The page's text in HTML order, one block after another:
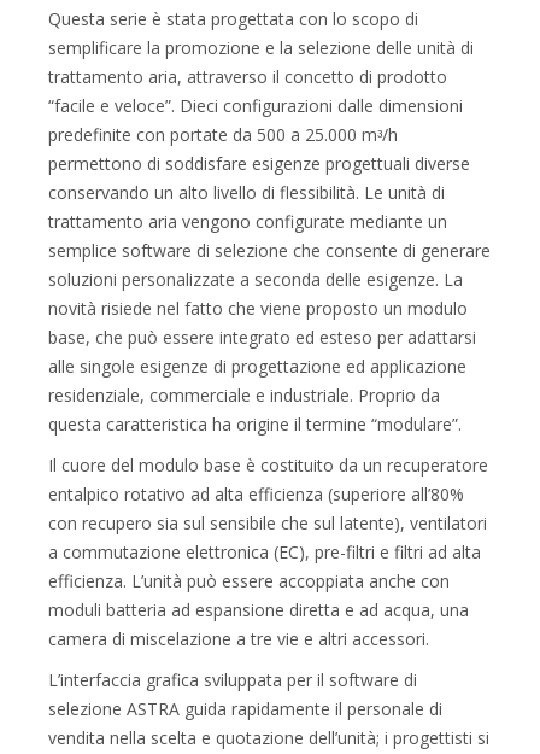
Questa serie è stata progettata con lo scopo di
semplificare la promozione e la selezione delle unità di
trattamento aria, attraverso il concetto di prodotto
“facile e veloce”. Dieci configurazioni dalle dimensioni
predefinite con portate da 500 a 25.000 mᵌ/h
permettono di soddisfare esigenze progettuali diverse
conservando un alto livello di flessibilità. Le unità di
trattamento aria vengono configurate mediante un
semplice software di selezione che consente di generare
soluzioni personalizzate a seconda delle esigenze. La
novità risiede nel fatto che viene proposto un modulo
base, che può essere integrato ed esteso per adattarsi
alle singole esigenze di progettazione ed applicazione
residenziale, commerciale e industriale. Proprio da
questa caratteristica ha origine il termine “modulare”.
Il cuore del modulo base è costituito da un recuperatore
entalpico rotativo ad alta efficienza (superiore all’80%
con recupero sia sul sensibile che sul latente), ventilatori
a commutazione elettronica (EC), pre-filtri e filtri ad alta
efficienza. L’unità può essere accoppiata anche con
moduli batteria ad espansione diretta e ad acqua, una
camera di miscelazione a tre vie e altri accessori.
L’interfaccia grafica sviluppata per il software di
selezione ASTRA guida rapidamente il personale di
vendita nella scelta e quotazione dell’unità; i progettisti si